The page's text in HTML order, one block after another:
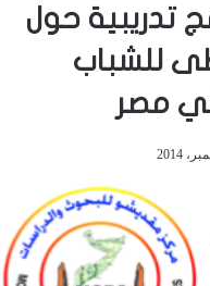
تدريبية حول
للشباب
مصر